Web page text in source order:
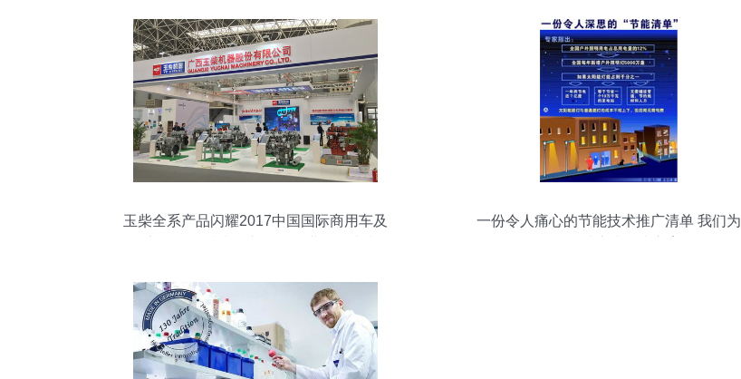
玉柴全系产品闪耀2017中国国际商用车及
一份令人痛心的节能技术推广清单 我们为